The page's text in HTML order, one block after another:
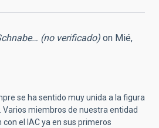
(no verificado) on Mié,
se ha sentido muy unida a la figura
Varios miembros de nuestra entidad
el IAC ya en sus primeros